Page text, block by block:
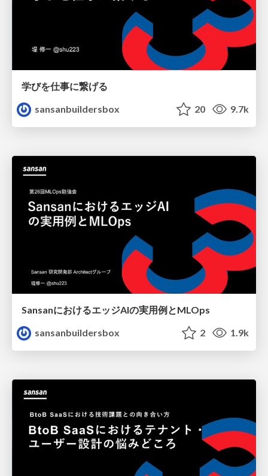
学びを仕事に繋げる
sansanbuildersbox
20 9.7k
SansanにおけるエッジAIの実用例とMLOps
sansanbuildersbox
2 1.9k